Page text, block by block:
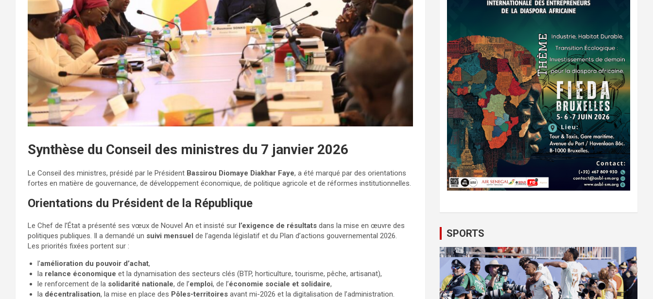
Synthèse du Conseil des ministres du 7 janvier 2026
Le Conseil des ministres, présidé par le Président Bassirou Diomaye Diakhar Faye, a été marqué par des orientations
fortes en matière de gouvernance, de développement économique, de politique agricole et de réformes institutionnelles.
Orientations du Président de la République
Le Chef de l’État a présenté ses vœux de Nouvel An et insisté sur l’exigence de résultats dans la mise en œuvre des
politiques publiques. Il a demandé un suivi mensuel de l’agenda législatif et du Plan d’actions gouvernemental 2026.
Les priorités fixées portent sur :
l’amélioration du pouvoir d’achat,
la relance économique et la dynamisation des secteurs clés (BTP, horticulture, tourisme, pêche, artisanat),
le renforcement de la solidarité nationale, de l’emploi, de l’économie sociale et solidaire,
la décentralisation, la mise en place des Pôles-territoires avant mi-2026 et la digitalisation de l’administration.
SPORTS